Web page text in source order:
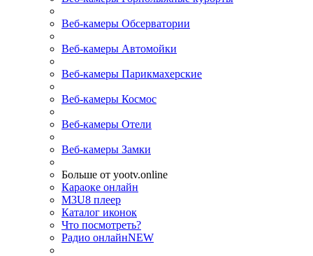
Веб-камеры Обсерватории
Веб-камеры Автомойки
Веб-камеры Парикмахерские
Веб-камеры Космос
Веб-камеры Отели
Веб-камеры Замки
Больше от yootv.online
Караоке онлайн
M3U8 плеер
Каталог иконок
Что посмотреть?
Радио онлайнNEW